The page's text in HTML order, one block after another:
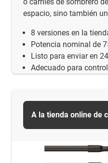
espacio, sino también
8 versiones en la
Potencia nominal de
Listo para enviar en
Adecuado para
A la tienda online de